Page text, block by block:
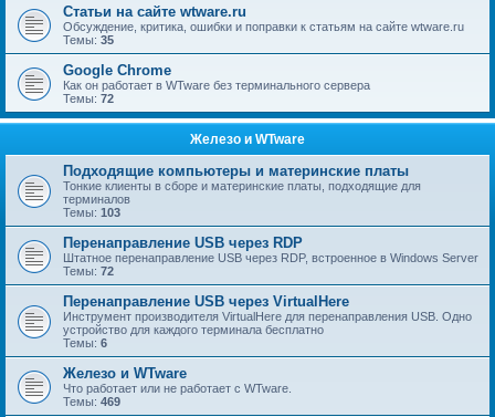
Статьи на сайте wtware.ru
Обсуждение, критика, ошибки и поправки к статьям на сайте wtware.ru
Темы: 35
Google Chrome
Как он работает в WTware без терминального сервера
Темы: 72
Железо и WTware
Подходящие компьютеры и материнские платы
Тонкие клиенты в сборе и материнские платы, подходящие для
терминалов
Темы: 103
Перенаправление USB через RDP
Штатное перенаправление USB через RDP, встроенное в Windows Server
Темы: 72
Перенаправление USB через VirtualHere
Инструмент производителя VirtualHere для перенаправления USB. Одно
устройство для каждого терминала бесплатно
Темы: 6
Железо и WTware
Что работает или не работает с WTware.
Темы: 469